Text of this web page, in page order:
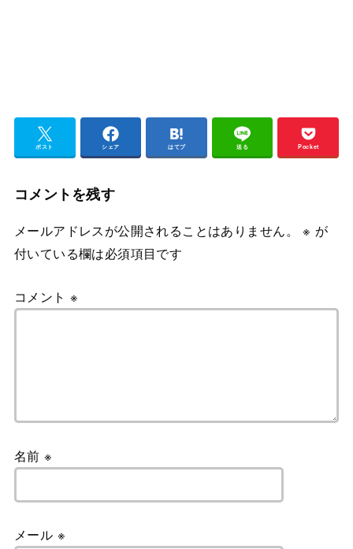
ポスト シェア はてブ 送る Pocket
コメントを残す
メールアドレスが公開されることはありません。 ※ が
付いている欄は必須項目です
コメント ※
名前※
メール ※